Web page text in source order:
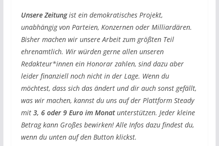
Unsere Zeitungist ein demokratisches Projekt,
unabhängig von Parteien, Konzernen oder Milliardären.
Bisher machen wir unsere Arbeit zum größten Teil
ehrenamtlich. Wir würden gerne allen unseren
Redakteur*innen ein Honorar zahlen, sind dazu aber
leider finanziell noch nicht in der Lage. Wenn du
möchtest, dass sich das ändert und dir auch sonst gefällt,
was wir machen, kannst du uns auf der Plattform Steady
mit 3, 6 oder 9 Euro im Monatunterstützen. Jeder kleine
Betrag kann Großes bewirken! Alle Infos dazu findest du,
wenn du unten auf den Button klickst.